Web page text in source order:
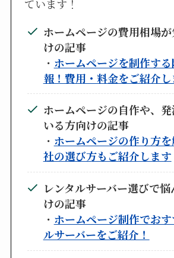
ています！
ホームページの費用相場
けの記事
・ ホームページを制作す
報！費用・料金をご紹介
ホームページの自作や、
いる方向けの記事
・ ホームページの作り方
社の選び方もご紹介します
レンタルサーバー選びで
けの記事
・ ホームページ制作でお
ルサーバーをご紹介！